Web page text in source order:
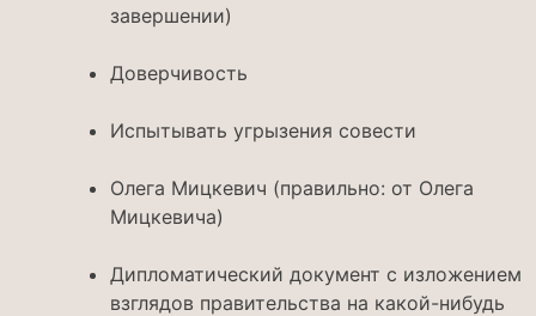
завершении)
Доверчивость
Испытывать угрызения совести
Олега Мицкевич (правильно: от Олега
Мицкевича)
Дипломатический документ с изложением
взглядов правительства на какой-нибудь